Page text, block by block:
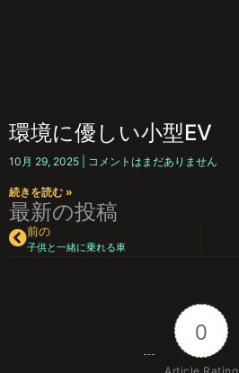
環境に優しい小型EV
10月 29, 2025 コメントはまだありません
続きを読む »
最新の投稿
前の
子供と一緒に乗れる車
0